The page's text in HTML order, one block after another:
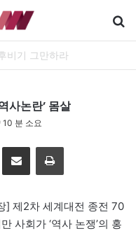
비기 그만하라
사논란’ 몸살
10 분 소요
이메일
] 제2차 세계대전 종전 70
사회가 ‘역사 논쟁’의 홍